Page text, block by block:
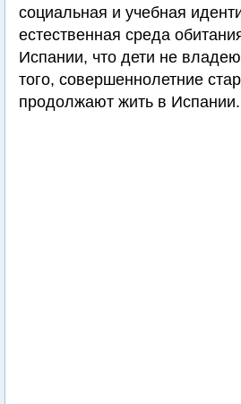
социальная и учебная
естественная среда
Испании, что дети не
того, совершеннолетние
продолжают жить в Испании.